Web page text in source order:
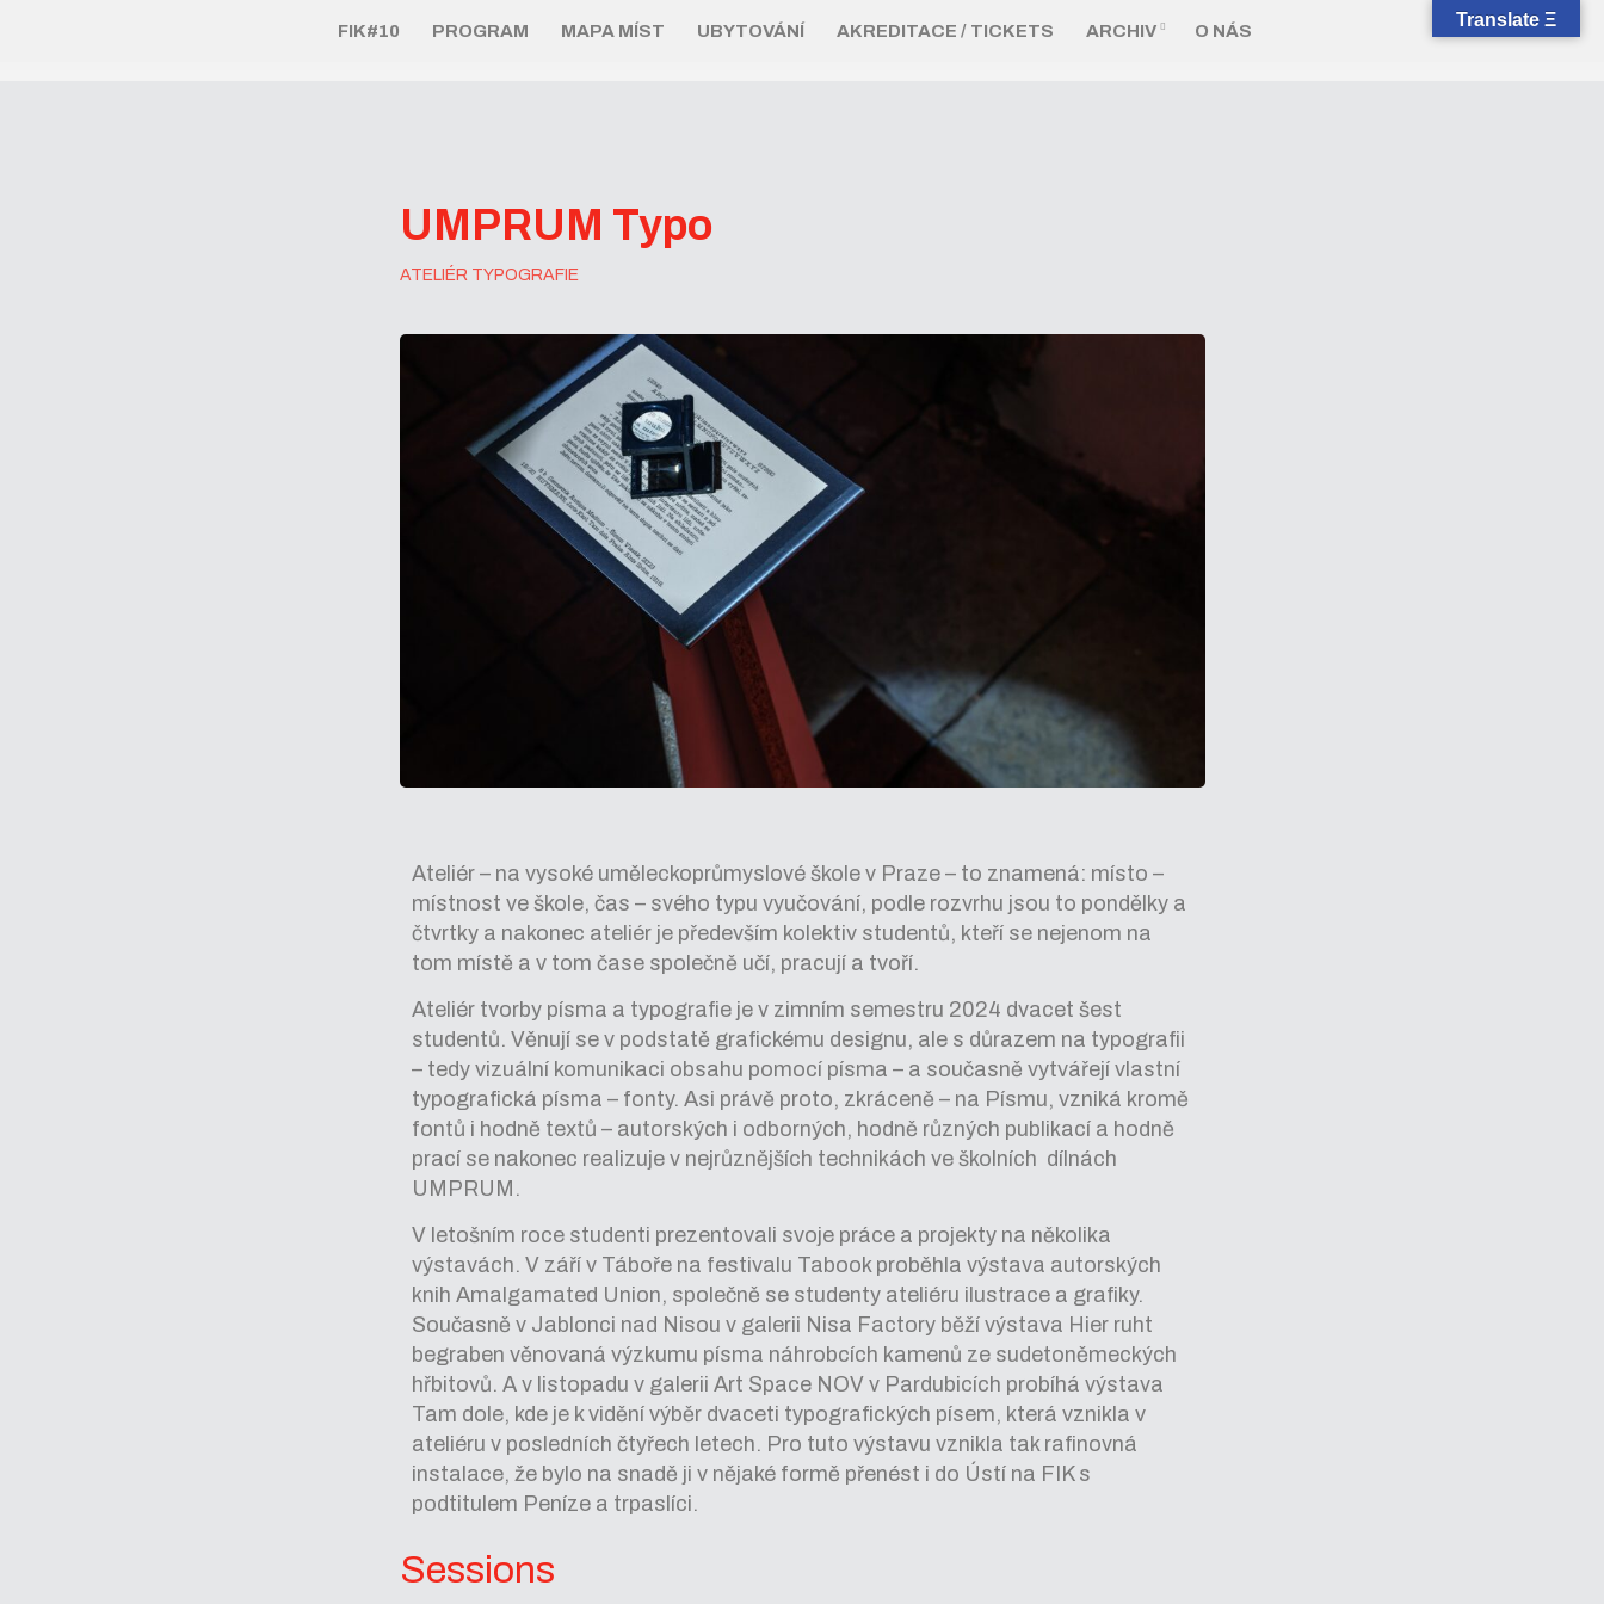
FIK#10 PROGRAM MAPA MÍST UBYTOVÁNÍ AKREDITACE / TICKETS ARCHIV O NÁS
UMPRUM Typo
ATELIÉR TYPOGRAFIE
Ateliér – na vysoké uměleckoprůmyslové škole v Praze – to znamená: místo –
místnost ve škole, čas – svého typu vyučování, podle rozvrhu jsou to pondělky a
čtvrtky a nakonec ateliér je především kolektiv studentů, kteří se nejenom na
tom místě a v tom čase společně učí, pracují a tvoří.
Ateliér tvorby písma a typografie je v zimním semestru 2024 dvacet šest
studentů. Věnují se v podstatě grafickému designu, ale s důrazem na typografii
– tedy vizuální komunikaci obsahu pomocí písma – a současně vytvářejí vlastní
typografická písma – fonty. Asi právě proto, zkráceně – na Písmu, vzniká kromě
fontů i hodně textů – autorských i odborných, hodně různých publikací a hodně
prací se nakonec realizuje v nejrůznějších technikách ve školních dílnách
UMPRUM.
V letošním roce studenti prezentovali svoje práce a projekty na několika
výstavách. V září v Táboře na festivalu Tabook proběhla výstava autorských
knih Amalgamated Union, společně se studenty ateliéru ilustrace a grafiky.
Současně v Jablonci nad Nisou v galerii Nisa Factory běží výstava Hier ruht
begraben věnovaná výzkumu písma náhrobcích kamenů ze sudetoněmeckých
hřbitovů. A v listopadu v galerii Art Space NOV v Pardubicích probíhá výstava
Tam dole, kde je k vidění výběr dvaceti typografických písem, která vznikla v
ateliéru v posledních čtyřech letech. Pro tuto výstavu vznikla tak rafinovná
instalace, že bylo na snadě ji v nějaké formě přenést i do Ústí na FIK s
podtitulem Peníze a trpaslíci.
Sessions
Translate Ξ